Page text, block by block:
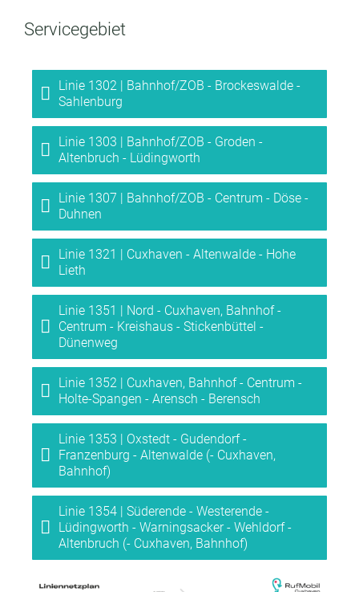
Servicegebiet
Linie 1302 | Bahnhof/ZOB - Brockeswalde -
Sahlenburg
Linie 1303 | Bahnhof/ZOB - Groden -
Altenbruch - Lüdingworth
Linie 1307 | Bahnhof/ZOB - Centrum - Döse -
Duhnen
Linie 1321 | Cuxhaven - Altenwalde - Hohe
Lieth
Linie 1351 | Nord - Cuxhaven, Bahnhof -
Centrum - Kreishaus - Stickenbüttel -
Dünenweg
Linie 1352 | Cuxhaven, Bahnhof - Centrum -
Holte-Spangen - Arensch - Berensch
Linie 1353 | Oxstedt - Gudendorf -
Franzenburg - Altenwalde (- Cuxhaven,
Bahnhof)
Linie 1354 | Süderende - Westerende -
Lüdingworth - Warningsacker - Wehldorf -
Altenbruch (- Cuxhaven, Bahnhof)